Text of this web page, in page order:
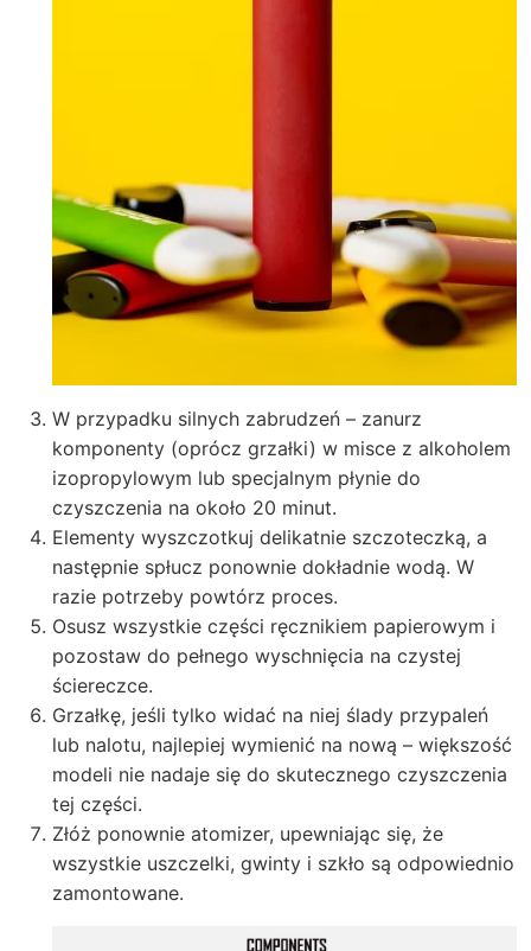
W przypadku silnych zabrudzeń – zanurz
komponenty (oprócz grzałki) w misce z alkoholem
izopropylowym lub specjalnym płynie do
czyszczenia na około 20 minut.
Elementy wyszczotkuj delikatnie szczoteczką, a
następnie spłucz ponownie dokładnie wodą. W
razie potrzeby powtórz proces.
Osusz wszystkie części ręcznikiem papierowym i
pozostaw do pełnego wyschnięcia na czystej
ściereczce.
Grzałkę, jeśli tylko widać na niej ślady przypaleń
lub nalotu, najlepiej wymienić na nową – większość
modeli nie nadaje się do skutecznego czyszczenia
tej części.
Złóż ponownie atomizer, upewniając się, że
wszystkie uszczelki, gwinty i szkło są odpowiednio
zamontowane.